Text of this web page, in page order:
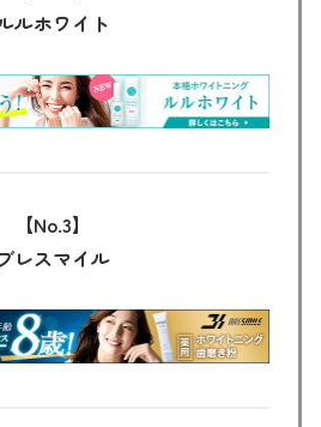
ルホワイト
【No.3】
レスマイル